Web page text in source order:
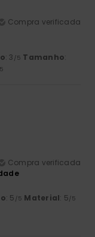
Compra verificada
: 3 /5 Tamanho:
Compra verificada
: 5 /5 Material: 5/5